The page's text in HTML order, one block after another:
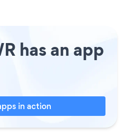
has an app
in action